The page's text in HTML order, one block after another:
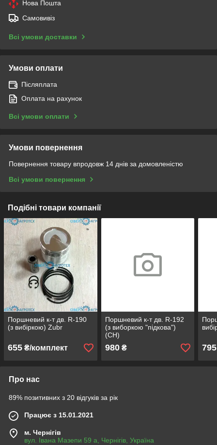
Нова Пошта
Самовивіз
Всі умови доставки
Умови оплати
Післяплата
Оплата на рахунок
Всі умови оплати
Умови повернення
Повернення товару впродовж 14 днів за домовленістю
Всі умови повернення
Подібні товари компанії
Поршневий к-т дв. R-190
(з вибіркою) Zubr
655 ₴/комплект
Поршневий к-т дв. R-192
(з виборкою "підкова")
(СН)
980₴ 795
Про нас
89% позитивних з 20 відгуків за рік
Працює з 15.01.2021
м. Чернігів
вул. Івана Мазепи 59 а, Чернігів, Україна